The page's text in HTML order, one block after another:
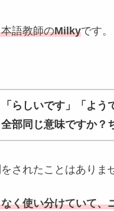
語教師のMilkyです。
「らしいです」「よ
全部同じ意味ですか？
されたことはありま
く使い分けていて、